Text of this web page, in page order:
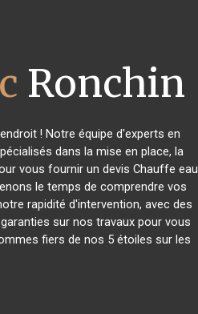
Ronchin
! Notre équipe d'experts en
dans la mise en place, la
vous fournir un devis Chauffe eau
le temps de comprendre vos
rapidité d'intervention, avec des
sur nos travaux pour vous
fiers de nos 5 étoiles sur les